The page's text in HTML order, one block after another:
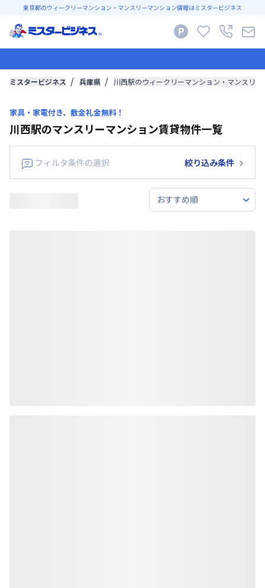
東京都のウィークリーマンション・マンスリーマンション情報はミスタービジネス
ミスタービジネス 兵庫県 川西駅のウィークリーマンション・マンスリ
家具・家電付き、敷金礼金無料！
川西駅のマンスリーマンション賃貸物件一覧
フィルタ条件の選択 絞り込み条件